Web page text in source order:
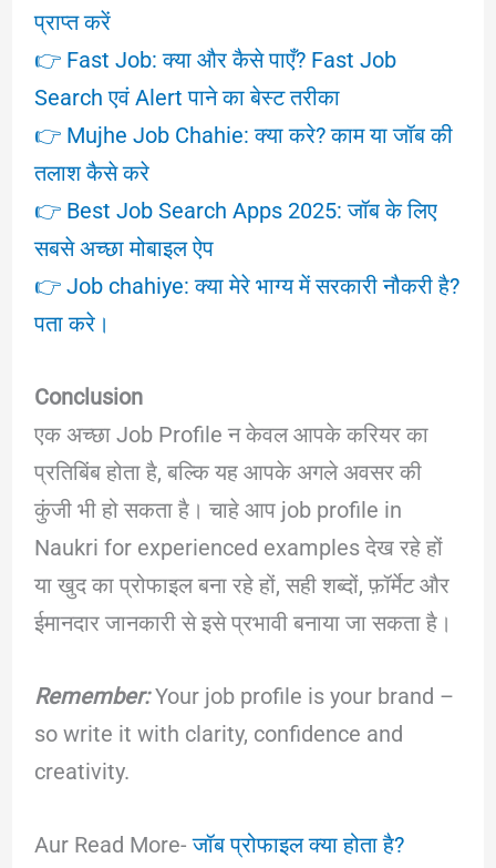
प्राप्त करें
👉 Fast Job: क्या और कैसे पाएँ? Fast Job
Search एवं Alert पाने का बेस्ट तरीका
👉 Mujhe Job Chahie: क्या करे? काम या जॉब की
तलाश कैसे करे
👉 Best Job Search Apps 2025: जॉब के लिए
सबसे अच्छा मोबाइल ऐप
👉 Job chahiye: क्या मेरे भाग्य में सरकारी नौकरी है?
पता करे।
Conclusion
एक अच्छा Job Profile न केवल आपके करियर का
प्रतिबिंब होता है, बल्कि यह आपके अगले अवसर की
कुंजी भी हो सकता है। चाहे आप job profile in
Naukri for experienced examples देख रहे हों
या खुद का प्रोफाइल बना रहे हों, सही शब्दों, फ़ॉर्मेट और
ईमानदार जानकारी से इसे प्रभावी बनाया जा सकता है।
Remember:Your job profile is your brand –
so write it with clarity, confidence and
creativity.
Aur Read More-जॉब प्रोफाइल क्या होता है?